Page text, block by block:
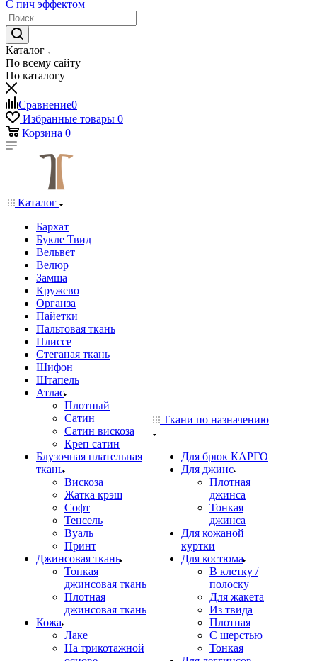
С пич эффектом
Каталог
По всему сайту
По каталогу
Сравнение0
Избранные товары 0
Корзина 0
Каталог
Бархат
Букле Твид
Вельвет
Велюр
Замша
Кружево
Органза
Пайетки
Пальтовая ткань
Плиссе
Стеганая ткань
Шифон
Штапель
Атлас
Плотный
Сатин
Сатин вискоза
Креп сатин
Блузочная плательная
ткань
Вискоза
Жатка крэш
Софт
Тенсель
Вуаль
Принт
Джинсовая ткань
Тонкая
джинсовая ткань
Плотная
джинсовая ткань
Кожа
Лаке
На трикотажной
Ткани по назначению
Для брюк КАРГО
Для джинс
Плотная
джинса
Тонкая
джинса
Для кожаной
куртки
Для костюма
В клетку /
полоску
Для жакета
Из твида
Плотная
С шерстью
Тонкая